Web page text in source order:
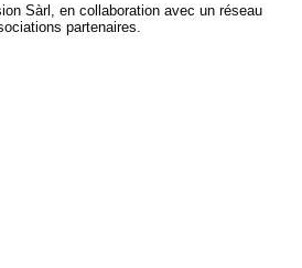
Sàrl, en collaboration avec un réseau
partenaires.